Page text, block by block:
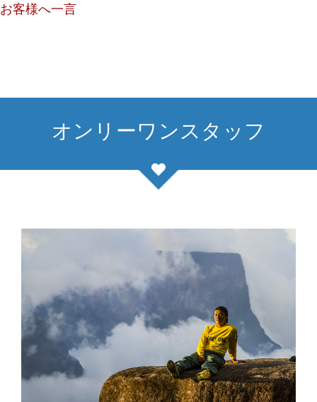
お客様へ一言
オンリーワンスタッフ
山田陽介 Yosuke Yamada